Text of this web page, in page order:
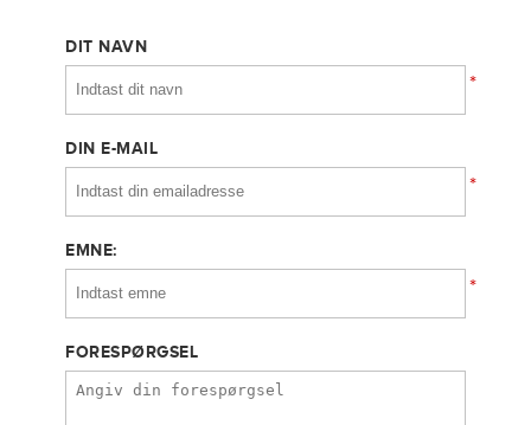
DIT NAVN
*
DIN E-MAIL
*
EMNE:
*
FORESPØRGSEL